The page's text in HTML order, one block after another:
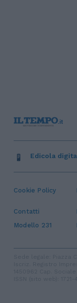
Cookie Policy
Contatti
Modello 231
Edicola